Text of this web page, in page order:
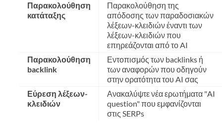
Παρακολούθηση
κατάταξης
Παρακολούθηση της
απόδοσης των παραδοσιακών
λέξεων-κλειδιών έναντι των
λέξεων-κλειδιών που
επηρεάζονται από το AI
Παρακολούθηση
backlink
Εντοπισμός των backlinks ή
των αναφορών που οδηγούν
στην ορατότητα του AI σας
Εύρεση λέξεων-
κλειδιών
Ανακαλύψτε νέα ερωτήματα "AI
question" που εμφανίζονται
στις SERPs